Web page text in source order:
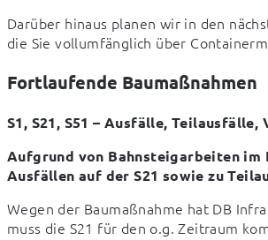
Darüber hinaus planen wir in den
die Sie vollumfänglich über
Fortlaufende Baumaßnahmen
S1, S21, S51 – Ausfälle, Teilausfälle,
Aufgrund von Bahnsteigarbeiten im
Ausfällen auf der S21 sowie zu
Wegen der Baumaßnahme hat DB
muss die S21 für den o.g. Zeitraum